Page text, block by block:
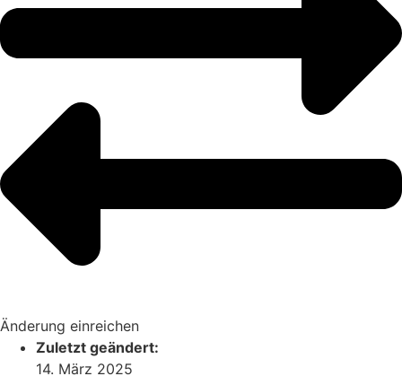
Änderung einreichen
Zuletzt geändert:
14. März 2025